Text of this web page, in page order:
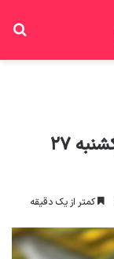
قیمت طلا و سکه در بازار رشت یکشنبه ۲۷
کمتر از یک دقیقه